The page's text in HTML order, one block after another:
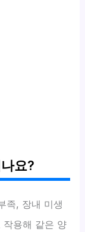
요?
족, 장내 미생
작용해 같은 양